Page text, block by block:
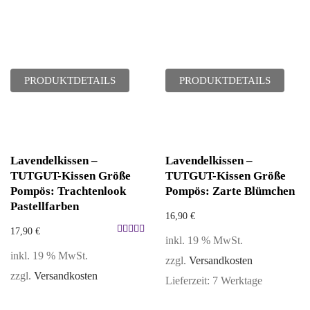
PRODUKTDETAILS PRODUKTDETAILS
Lavendelkissen –
TUTGUT-Kissen Größe
Pompös: Trachtenlook
Pastellfarben
17,90 €
inkl. 19 % MwSt.
zzgl. Versandkosten
Lavendelkissen –
TUTGUT-Kissen Größe
Pompös: Zarte Blümchen
16,90 €
inkl. 19 % MwSt.
zzgl. Versandkosten
Lieferzeit: 7 Werktage